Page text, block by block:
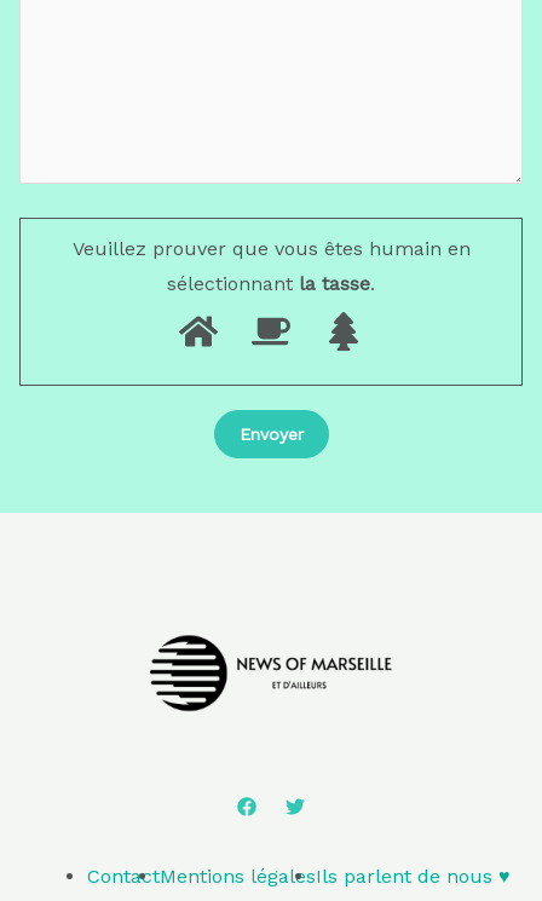
Veuillez prouver que vous êtes humain en
sélectionnant la tasse.
ContactMentions légalesIls parlent de nous ♥️